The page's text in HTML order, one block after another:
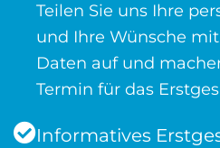
Teilen Sie uns Ihre
und Ihre Wünsche
Daten auf und
Termin für das
Informatives